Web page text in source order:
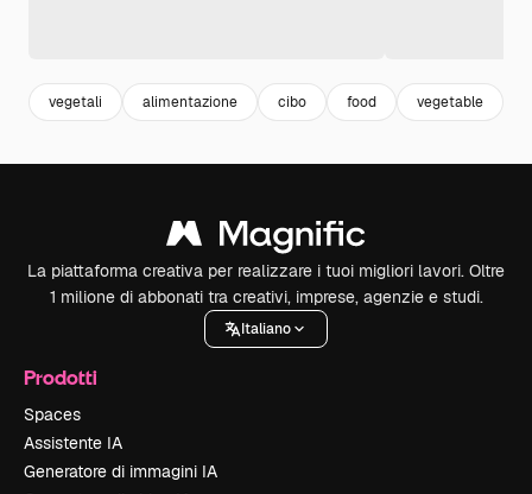
vegetali alimentazione cibo food vegetable
La piattaforma creativa per realizzare i tuoi migliori lavori. Oltre
1 milione di abbonati tra creativi, imprese, agenzie e studi.
Italiano
Prodotti
Spaces
Assistente IA
Generatore di immagini IA